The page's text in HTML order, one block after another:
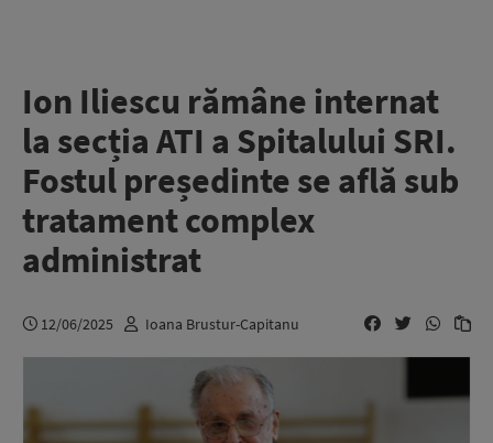
Ion Iliescu rămâne internat
la secția ATI a Spitalului SRI.
Fostul președinte se află sub
tratament complex
administrat
12/06/2025 Ioana Brustur-Capitanu